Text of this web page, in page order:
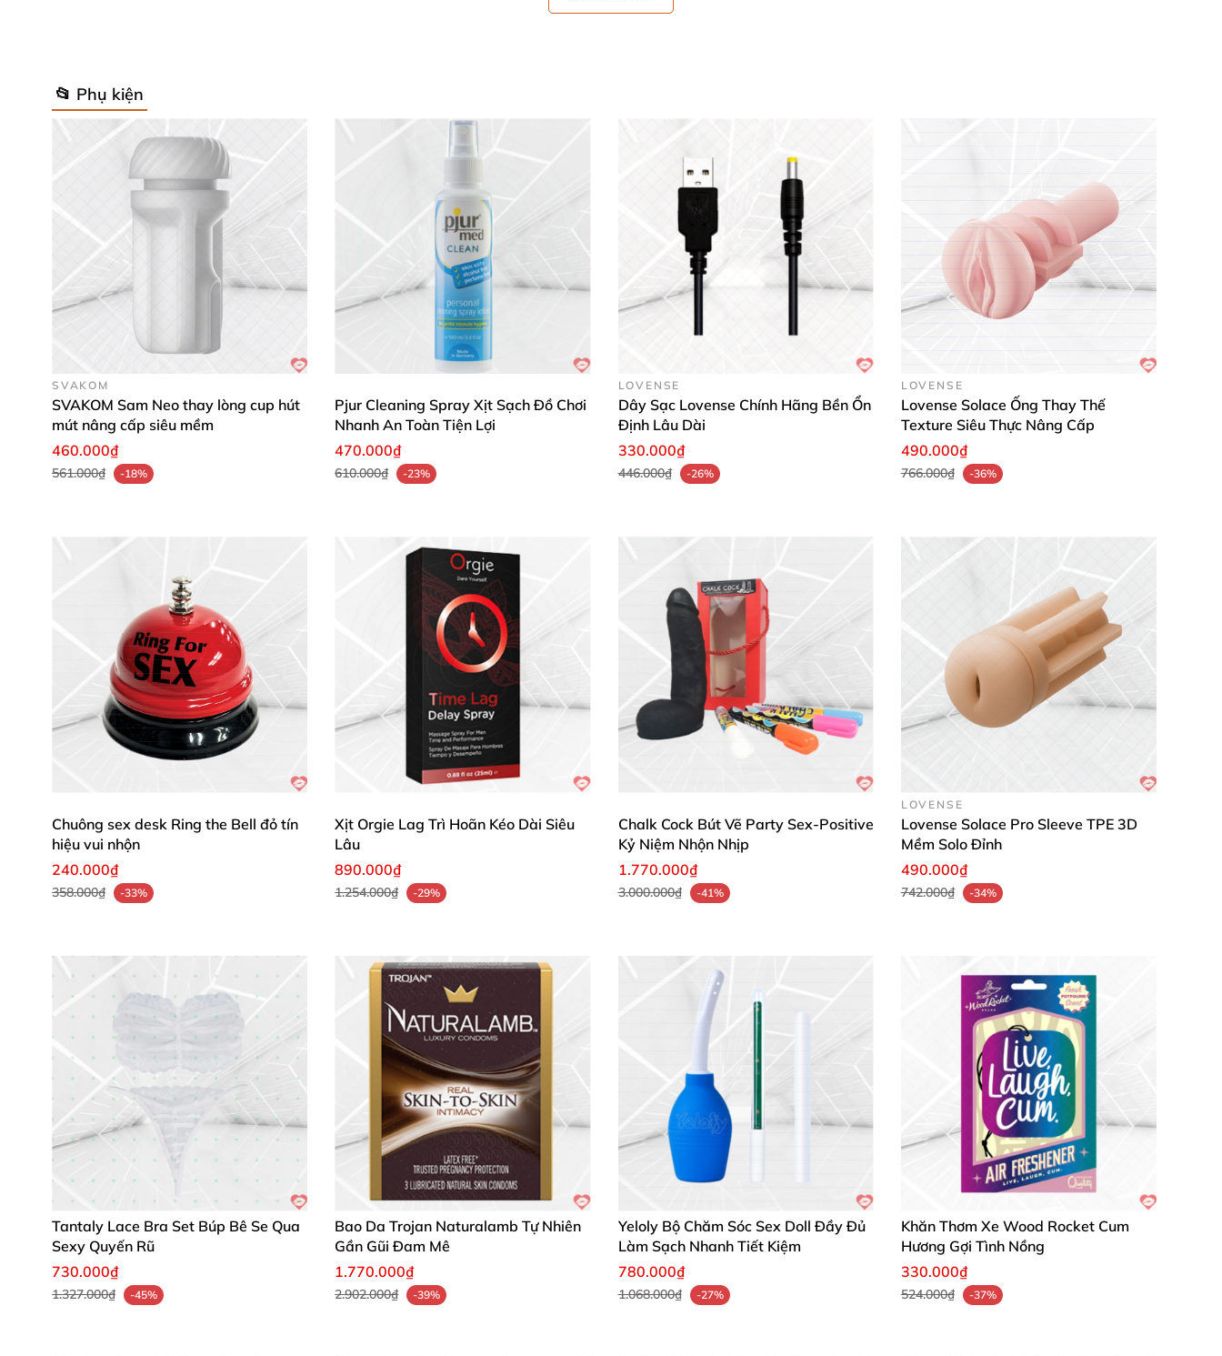
Cyclopentasiloxane
Dimethicone & Dimethiconol : Tạo màng bảo vệ mượt mà, tăng độ mịn màng cho trải nghiệm.
Mentha Piperita (Peppermint) Oil : Tinh chất bạc hà cooling-hot, đánh thức mọi giác quan.
Chúng tôi cam kết Excitoil dầu bạc hà
chỉ dùng nguyên liệu tinh khiết, không chất bảo quản hại da. Sản phẩm arousal oil chất lượng premium, lý
tưởng để nâng cấp khoái cảm và kết nối tình cảm sâu sắc!
🚀 Hướng Dẫn Sử Dụng Siêu Đơn Giản
Thoa 1-2 giọt trực tiếp lên đầu âm vật, chờ tingling ấm lan tỏa để cảm nhận sự thay đổi kỳ diệu. Muốn intenser? Thêm giọt nữa tùy chỉnh. Cách dùng
dễ dàng giúpdầu tăng nhạy cảm phù hợp mọi tình huống, từ solo play đến intimate moments, mang khoái lạc kéo dài và connection đỉnh cao! ✨
Mai Lan, 29 tuổi
😍: "Excitoil bạc hà làm mình bất ngờ với cảm giác nóng ran lan tỏa chỉ sau 1 giọt, orgasm mạnh mẽ hơn hẳn! Chất liệu silicone mịn
màng, dùng thoải mái mà da vẫn mềm mại."
Ngọc Hân, 31 tuổi⭐⭐⭐⭐⭐: "Tingling từ bạc hà tăng nhạy cảm rõ rệt khi foreplay với chồng, tiện lợi và lâu hết trôi. Đây là dầu kích thích yêu thích
nhất, trải nghiệm thân mật giờ đỉnh cao luôn!"
Thùy Linh, 27 tuổi🔥: "Sản phẩm siêu dễ dùng, thoa là ấm ngay, khoái cảm kéo dài hàng giờ mà không hề kích ứng. Chất lượng cao cấp, mình dùng
mãi không chán, đáng mua lắm!"
Excitoil Arousal Oil Bạc Hà
không chỉ là dầu kích thích, mà là bí quyết mở khóa đam mê bất tận cho phụ nữ. Với thông số vượt trội, thành phần tự
nhiên và hiệu quả nóng bỏng, đây là must-have để đánh thức giác quan, boost khoái lạc tự nhiên.
Mua Excitoil ngay hôm nay để biến mọi khoảnh khắc thành đỉnh cao thỏa mãn!🛒✨
📂 Phụ kiện
SVAKOM
SVAKOM Sam Neo thay lòng cup hút
mút nâng cấp siêu mềm
460.000₫
561.000₫ -18%
Pjur Cleaning Spray Xịt Sạch Đồ Chơi
Nhanh An Toàn Tiện Lợi
470.000₫
610.000₫ -23%
LOVENSE
Dây Sạc Lovense Chính Hãng Bền Ổn
Định Lâu Dài
330.000₫
446.000₫ -26%
LOVENSE
Lovense Solace Ống Thay Thế
Texture Siêu Thực Nâng Cấp
490.000₫
766.000₫ -36%
Chuông sex desk Ring the Bell đỏ tín
hiệu vui nhộn
240.000₫
358.000₫ -33%
Xịt Orgie Lag Trì Hoãn Kéo Dài Siêu
Lâu
890.000₫
1.254.000₫ -29%
Chalk Cock Bút Vẽ Party Sex-Positive
Kỷ Niệm Nhộn Nhịp
1.770.000₫
3.000.000₫ -41%
LOVENSE
Lovense Solace Pro Sleeve TPE 3D
Mềm Solo Đỉnh
490.000₫
742.000₫ -34%
Tantaly Lace Bra Set Búp Bê Se Qua
Sexy Quyến Rũ
730.000₫
1.327.000₫ -45%
Bao Da Trojan Naturalamb Tự Nhiên
Gần Gũi Đam Mê
1.770.000₫
2.902.000₫ -39%
Yeloly Bộ Chăm Sóc Sex Doll Đầy Đủ
Làm Sạch Nhanh Tiết Kiệm
780.000₫
1.068.000₫ -27%
Khăn Thơm Xe Wood Rocket Cum
Hương Gợi Tình Nồng
330.000₫
524.000₫ -37%